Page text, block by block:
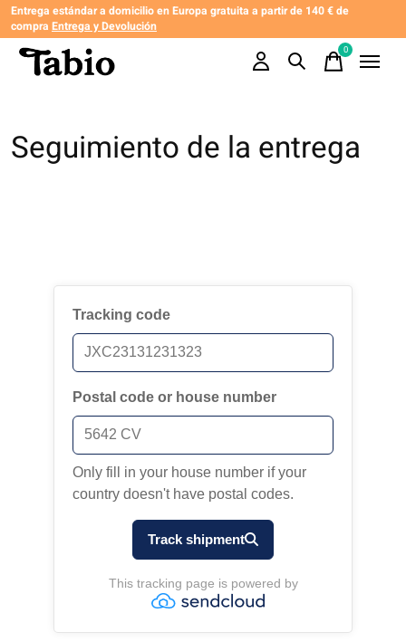
Entrega estándar a domicilio en Europa gratuita a partir de 140 € de
compra Entrega y Devolución
0items
Seguimiento de la entrega